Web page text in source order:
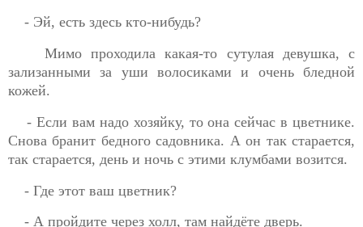
- Эй, есть здесь кто-нибудь?
Мимо проходила какая-то сутулая девушка, с
зализанными за уши волосиками и очень бледной
кожей.
- Если вам надо хозяйку, то она сейчас в цветнике.
Снова бранит бедного садовника. А он так старается,
так старается, день и ночь с этими клумбами возится.
- Где этот ваш цветник?
- А пройдите через холл, там найдёте дверь.